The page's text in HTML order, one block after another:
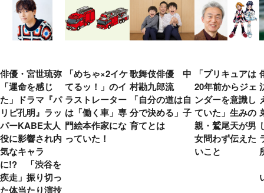
俳優・宮世琉弥
「運命を感じ
た」ドラマ『パ
リピ孔明』ラッ
パーKABE太人
役に影響され内
気なキャラ
に!? 「渋谷を
疾走」振り切っ
た体当たり演技
「めちゃ×2イケ
てるッ！」のイ
ラストレーター
は「働く車」専
門絵本作家にな
っていた！
歌舞伎俳優 中
村勘九郎流
「自分の道は自
分で決める」子
育てとは
「プリキュアは
20年前からジェ
ンダーを意識し
ていた」生みの
親・鷲尾天が男
女問わず伝えた
いこと